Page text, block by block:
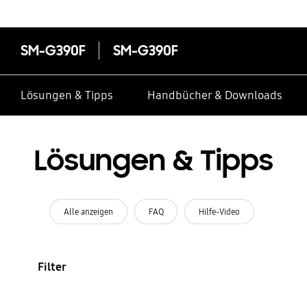
SM-G390F SM-G390F
Lösungen & Tipps Handbücher & Downloads
Lösungen & Tipps
Alle anzeigen FAQ Hilfe-Video
Filter